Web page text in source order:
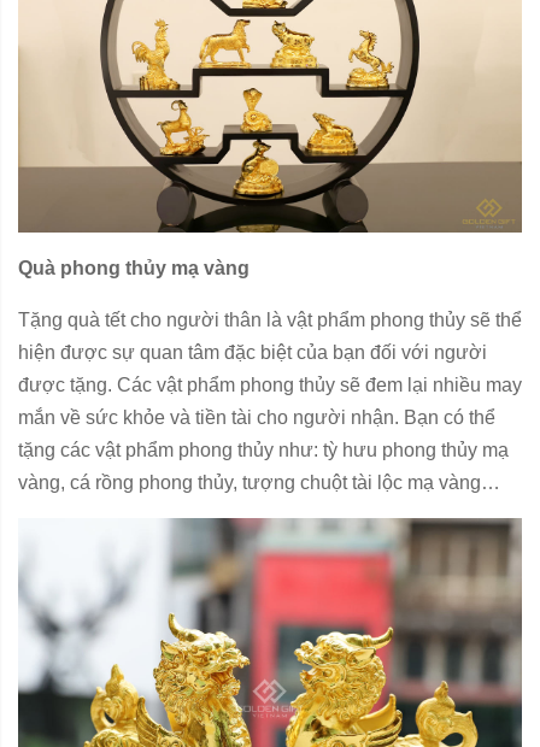
Quà phong thủy mạ vàng
Tặng quà tết cho người thân là vật phẩm phong thủy sẽ thể
hiện được sự quan tâm đặc biệt của bạn đối với người
được tặng. Các vật phẩm phong thủy sẽ đem lại nhiều may
mắn về sức khỏe và tiền tài cho người nhận. Bạn có thể
tặng các vật phẩm phong thủy như: tỳ hưu phong thủy mạ
vàng, cá rồng phong thủy, tượng chuột tài lộc mạ vàng…